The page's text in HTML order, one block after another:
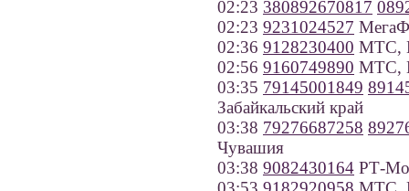
02:23 380892670817
02:23 9231024527
02:36 9128230400 МТС,
02:56 9160749890 МТС,
03:35 79145001849
Забайкальский край
03:38 79276687258
Чувашия
03:38 9082430164 РТ-